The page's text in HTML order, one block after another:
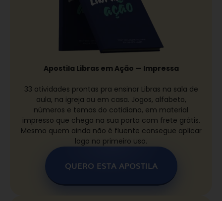
Apostila Libras em Ação — Impressa
33 atividades prontas pra ensinar Libras na sala de
aula, na igreja ou em casa. Jogos, alfabeto,
números e temas do cotidiano, em material
impresso que chega na sua porta com frete grátis.
Mesmo quem ainda não é fluente consegue aplicar
logo no primeiro uso.
QUERO ESTA APOSTILA